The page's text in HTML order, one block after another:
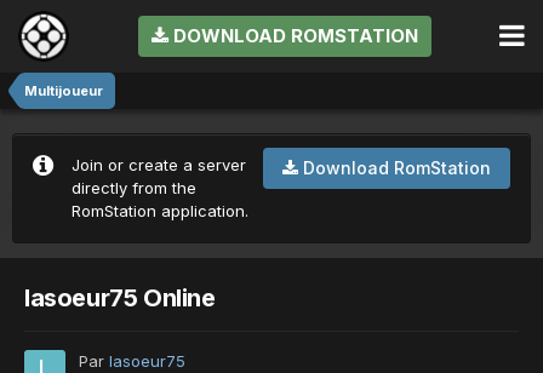
DOWNLOAD ROMSTATION
Multijoueur
Download RomStation
Join or create a server
directly from the
RomStation application.
lasoeur75 Online
Par lasoeur75